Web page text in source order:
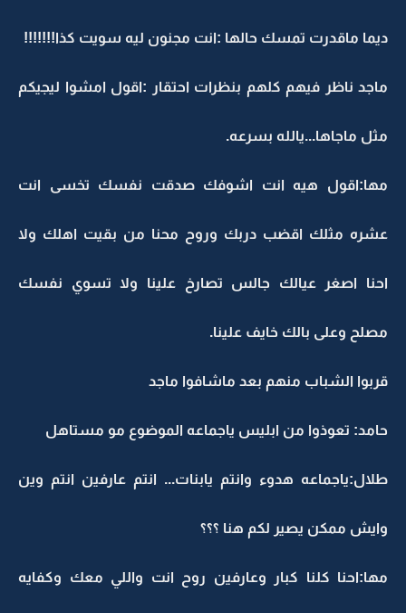
ديما ماقدرت تمسك حالها :انت مجنون ليه سويت كذا!!!!!!!
ماجد ناظر فيهم كلهم بنظرات احتقار :اقول امشوا ليجيكم
مثل ماجاها...يالله بسرعه.
مها:اقول هيه انت اشوفك صدقت نفسك تخسى انت
عشره مثلك اقضب دربك وروح محنا من بقيت اهلك ولا
احنا اصغر عيالك جالس تصارخ علينا ولا تسوي نفسك
مصلح وعلى بالك خايف علينا.
قربوا الشباب منهم بعد ماشافوا ماجد
حامد: تعوذوا من ابليس ياجماعه الموضوع مو مستاهل
طلال:ياجماعه هدوء وانتم يابنات... انتم عارفين انتم وين
وايش ممكن يصير لكم هنا ؟؟؟
مها:احنا كلنا كبار وعارفين روح انت واللي معك وكفايه